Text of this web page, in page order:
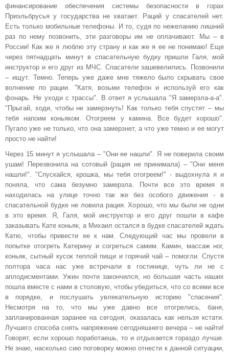
финансирование обеспечения системы безопасности в горах
Приэльбрусья у государства не хватает. Раций у спасателей нет.
Есть только мобильные телефоны. И то, судя по нежеланию лишний
раз по нему позвонить, эти разговоры им не оплачивают. Мы – в
России! Как же я люблю эту страну и как же я ее не понимаю! Еще
через пятнадцать минут в спасательную будку пришли Галя, мой
инструктор и его друг из МЧС. Спасатели зашевелились. Позвонили
– ищут. Темно. Теперь уже даже мне тяжело было скрывать свое
волнение по рации. "Катя, возьми телефон и используй его как
фонарь. Не уходи с трассы". В ответ я услышала "Я замерзла-а-а".
"Прыгай, ходи, чтобы не замерзнуть! Как только тебя спустят – мы
тебя напоим коньяком. Отогреем у камина. Все будет хорошо".
Пугало уже не только, что она замерзнет, а что уже темно и ее могут
просто не найти!
Через 15 минут я услышала – "Они ее нашли". Я не поверила своим
ушам! Перезвонила на сотовый (рация не принимала) – "Они меня
нашли!". "Спускайся, крошка, мы тебя отогреем!" - выдохнула я и
поняла, что сама безумно замерзла. Почти все это время я
находилась на улице точно так же без особого движения - в
спасательной будке не ловила рация. Хорошо, что мы были не одни
в это время. Я, Галя, мой инструктор и его друг пошли в кафе
заказывать Кате коньяк, а Михаил остался в будке спасателей ждать
Катю, чтобы привести ее к нам. Следующий час мы провели в
попытке отогреть Катерину и согреться самим. Камин, массаж ног,
коньяк, сытный кусок теплой пищи и горячий чай – помогли. Спустя
полтора часа нас уже встречали в гостинице, чуть ли не с
аплодисментами. Ужин почти закончился, но большая часть наших
пошла вместе с нами в столовую, чтобы убедиться, что со всеми все
в порядке, и послушать увлекательную историю "спасения".
Несмотря на то, что мы уже давно все отогрелись, баня,
запланированная заранее на сегодня, оказалась как нельзя кстати.
Лучшего способа снять напряжение сегодняшнего вечера – не найти!
Говорят, если хорошо поработаешь, то и отдыхается гораздо лучше.
Не знаю, насколько сию поговорку можно отнести к данной ситуации,